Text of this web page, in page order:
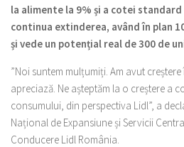
la alimente la 9% și a cotei
continua extinderea, având în plan
și vede un potențial real de 300 de
”Noi suntem mulțumiți. Am avut
apreciază. Ne așteptăm la o creștere a
consumului, din perspectiva Lidl”, a
Național de Expansiune și Servicii
Conducere Lidl România.